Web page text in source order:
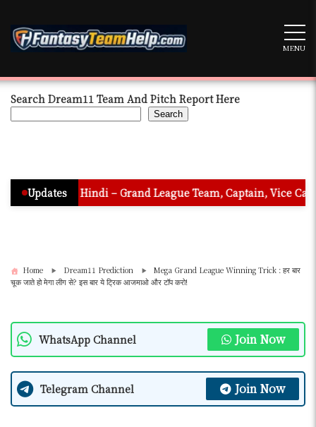
content
MENU
Search Dream11 Team And Pitch Report Here
Search
Updates
In Hindi – Grand League Team, Captain, Vice Captain &
Home Dream11 Prediction
Mega Grand League Winning Trick : हर बार
चूक जाते हो मेगा लीग से? इस बार ये ट्रिक आजमाओ और टॉप करो!
WhatsApp Channel Join Now
Telegram Channel Join Now